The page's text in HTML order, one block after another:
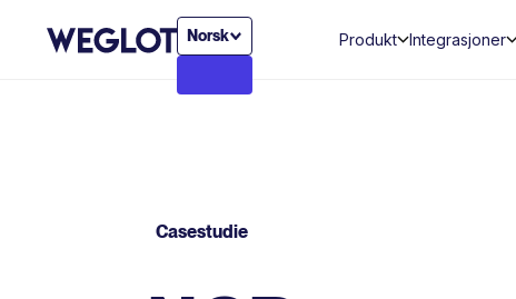
Norsk Produkt Integrasjoner
Casestudie